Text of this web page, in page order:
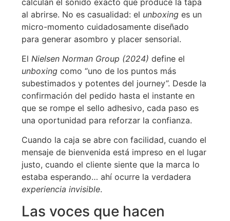
al abrirse. No es casualidad: el unboxing es un
micro-momento cuidadosamente diseñado
para generar asombro y placer sensorial.
El Nielsen Norman Group (2024) define el
unboxing como “uno de los puntos más
subestimados y potentes del journey”. Desde la
confirmación del pedido hasta el instante en
que se rompe el sello adhesivo, cada paso es
una oportunidad para reforzar la confianza.
Cuando la caja se abre con facilidad, cuando el
mensaje de bienvenida está impreso en el lugar
justo, cuando el cliente siente que la marca lo
estaba esperando… ahí ocurre la verdadera
experiencia invisible.
Las voces que hacen